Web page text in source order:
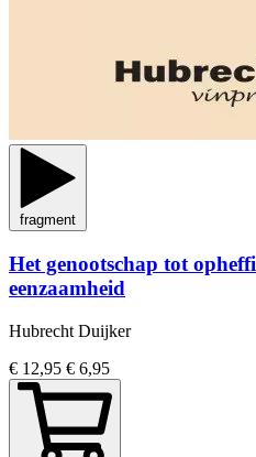
fragment
Het genootschap tot
eenzaamheid
Hubrecht Duijker
€ 12,95 € 6,95